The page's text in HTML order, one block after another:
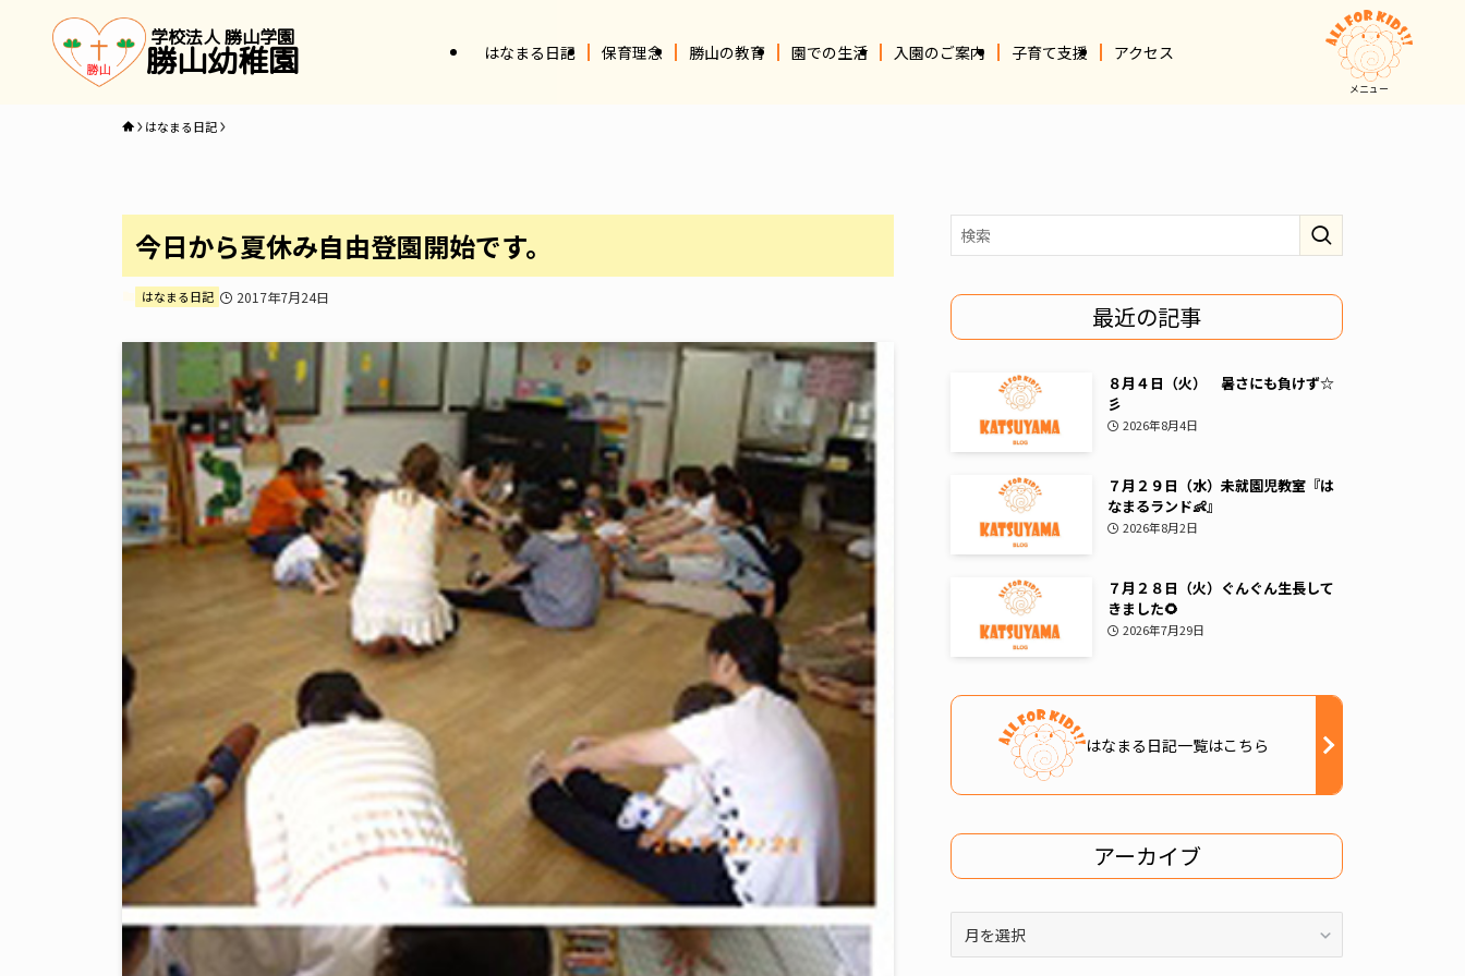
学校法人 勝山学園
勝山幼稚園 はなまる日記 保育理念 勝山の教育 園での生活 入園のご案内 子育て支援 アクセス
メニュー
はなまる日記
今日から夏休み自由登園開始です。
はなまる日記 2017年7月24日
最近の記事
８月４日（火） 暑さにも負けず☆
彡
2026年8月4日
７月２９日（水）未就園児教室『は
なまるランド👶』
2026年8月2日
７月２８日（火）ぐんぐん生長して
きました🌻
2026年7月29日
はなまる日記一覧はこちら
アーカイブ